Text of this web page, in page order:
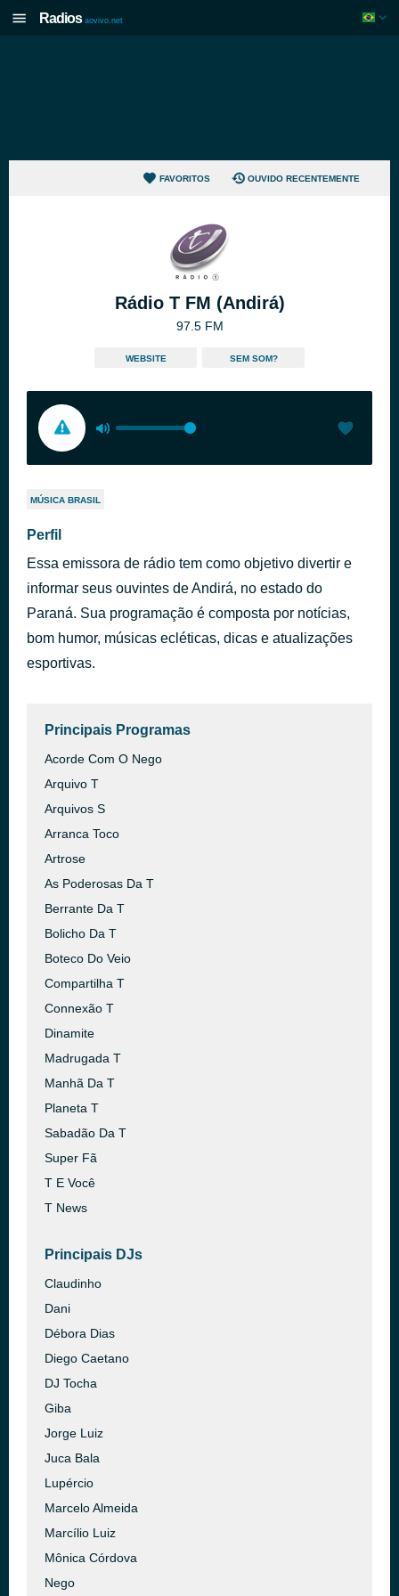
Radios aovivo.net
FAVORITOS OUVIDO RECENTEMENTE
Rádio T FM (Andirá)
97.5 FM
WEBSITE SEM SOM?
MÚSICA BRASIL
Perfil
Essa emissora de rádio tem como objetivo divertir e
informar seus ouvintes de Andirá, no estado do
Paraná. Sua programação é composta por notícias,
bom humor, músicas ecléticas, dicas e atualizações
esportivas.
Principais Programas
Acorde Com O Nego
Arquivo T
Arquivos S
Arranca Toco
Artrose
As Poderosas Da T
Berrante Da T
Bolicho Da T
Boteco Do Veio
Compartilha T
Connexão T
Dinamite
Madrugada T
Manhã Da T
Planeta T
Sabadão Da T
Super Fã
T E Você
T News
Principais DJs
Claudinho
Dani
Débora Dias
Diego Caetano
DJ Tocha
Giba
Jorge Luiz
Juca Bala
Lupércio
Marcelo Almeida
Marcílio Luiz
Mônica Córdova
Nego